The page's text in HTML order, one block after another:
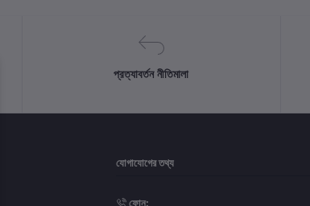
প্রত্যাবর্তন নীতিমালা
যোগাযোগের তথ্য
ফোন: